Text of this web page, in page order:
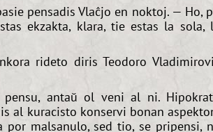
pensadis Vlaĉjo en noktoj. — Ho,
ekzakta, klara, tie estas la sola,
rideto diris Teodoro
antaŭ ol veni al ni.
al kuracisto konservi bonan
por malsanulo, sed tio, se pripensi,